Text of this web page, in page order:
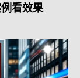
看效果